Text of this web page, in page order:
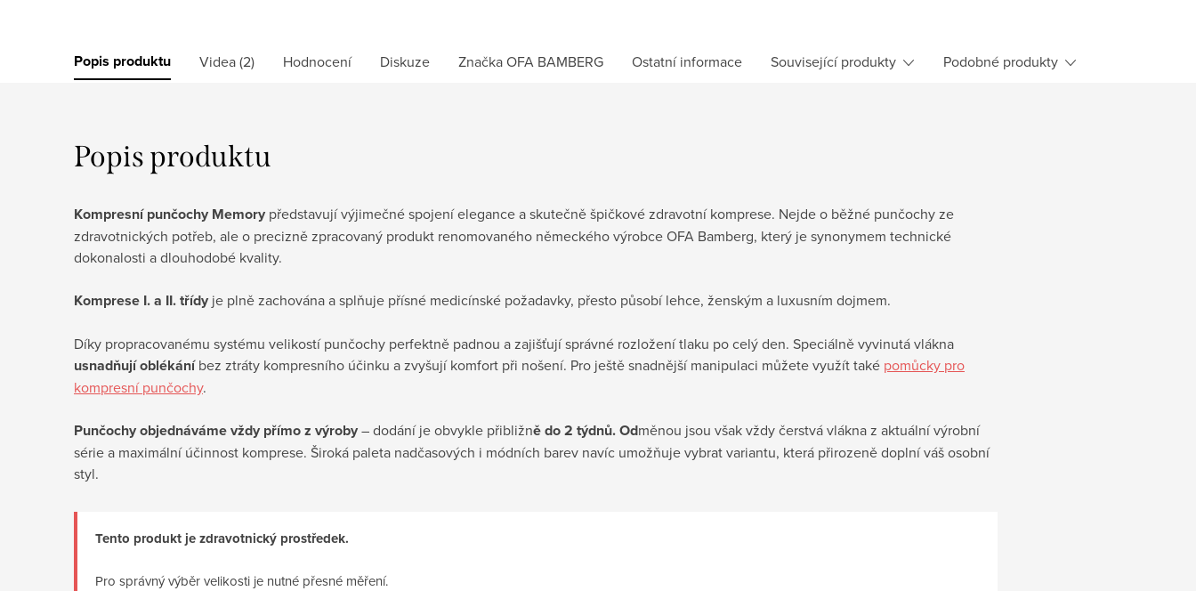
Popis produktu Videa (2) Hodnocení Diskuze ZnačkaOFA BAMBERG Ostatní informace Související produkty Podobné produkty
Popis produktu
Kompresní punčochy Memory představují výjimečné spojení elegance a skutečně špičkové zdravotní komprese. Nejde o běžné punčochy ze
zdravotnických potřeb, ale o precizně zpracovaný produkt renomovaného německého výrobce OFA Bamberg, který je synonymem technické
dokonalosti a dlouhodobé kvality.
Komprese I. a II. třídy je plně zachována a splňuje přísné medicínské požadavky, přesto působí lehce, ženským a luxusním dojmem.
Díky propracovanému systému velikostí punčochy perfektně padnou a zajišťují správné rozložení tlaku po celý den. Speciálně vyvinutá vlákna
usnadňují oblékáníbez ztráty kompresního účinku a zvyšují komfort při nošení. Pro ještě snadnější manipulaci můžete využít také pomůcky pro
kompresní punčochy.
Punčochy objednáváme vždy přímo z výroby– dodání je obvykle přibližně do 2 týdnů. Odměnou jsou však vždy čerstvá vlákna z aktuální výrobní
série a maximální účinnost komprese. Široká paleta nadčasových i módních barev navíc umožňuje vybrat variantu, která přirozeně doplní váš osobní
styl.
Tento produkt je zdravotnický prostředek.
Pro správný výběr velikosti je nutné přesné měření.